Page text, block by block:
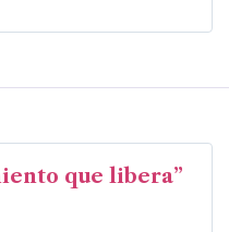
que libera”